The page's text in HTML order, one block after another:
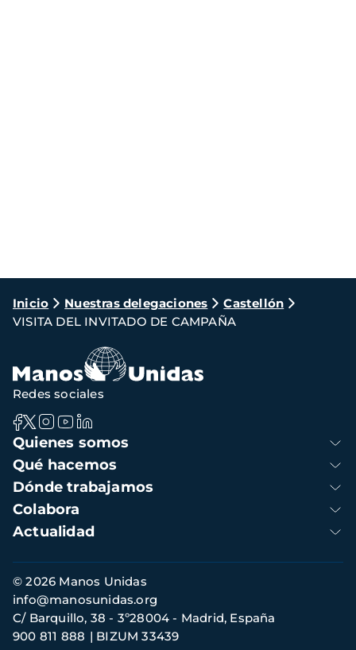
Ruta
de
navegación
Inicio Nuestras delegaciones
Castellón
VISITA DEL INVITADO DE CAMPAÑA
Navegación
principal
Quienes somos
Qué hacemos
Dónde trabajamos
Colabora
Actualidad
Redes sociales
Información
de
contacto
© 2026 Manos Unidas
C/ Barquillo, 38 - 3º28004 - Madrid, España
900 811 888
BIZUM 33439
info@manosunidas.org